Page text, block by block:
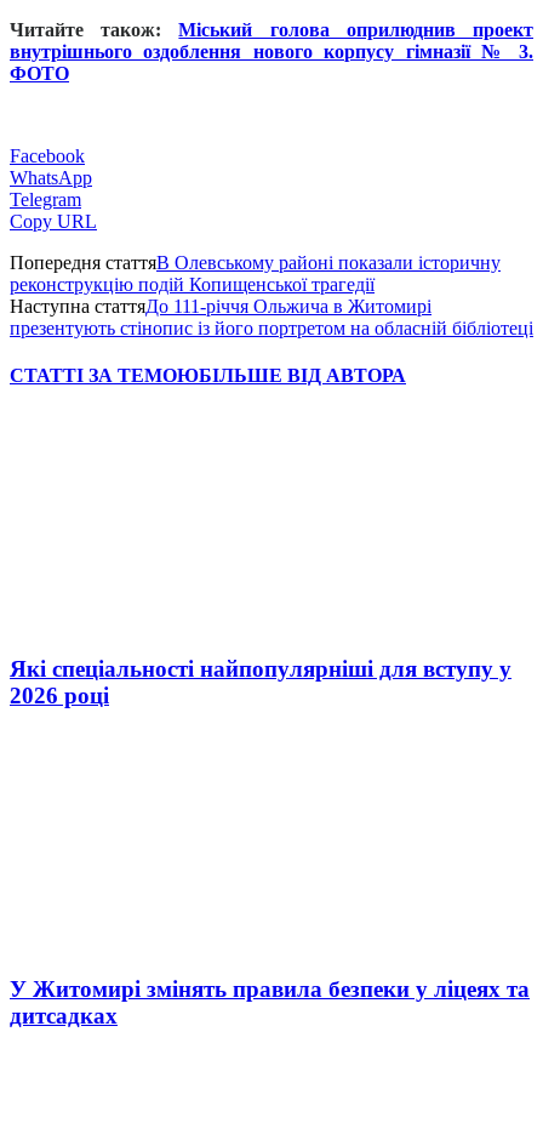
Читайте також:Міський голова оприлюднив проект
внутрішнього оздоблення нового корпусу гімназії № 3.
ФОТО
Facebook
WhatsApp
Telegram
Copy URL
Попередня статтяВ Олевському районі показали історичну
реконструкцію подій Копищенської трагедії
Наступна статтяДо 111-річчя Ольжича в Житомирі
презентують стінопис із його портретом на обласній бібліотеці
СТАТТІ ЗА ТЕМОЮБІЛЬШЕ ВІД АВТОРА
Які спеціальності найпопулярніші для вступу у
2026 році
У Житомирі змінять правила безпеки у ліцеях та
дитсадках